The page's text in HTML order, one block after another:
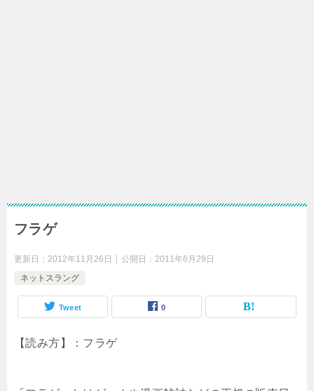
フラゲ
更新日： 2012年11月26日 公開日： 2011年6月29日
ネットスラング
Tweet 0
【読み方】：フラゲ